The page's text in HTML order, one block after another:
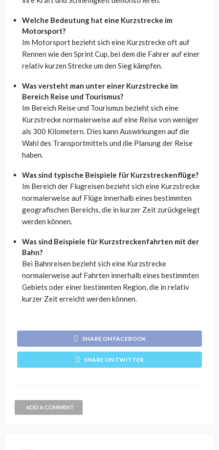
Welche Bedeutung hat eine Kurzstrecke im
Motorsport?
Im Motorsport bezieht sich eine Kurzstrecke oft auf
Rennen wie den Sprint Cup, bei dem die Fahrer auf einer
relativ kurzen Strecke um den Sieg kämpfen.
Was versteht man unter einer Kurzstrecke im
Bereich Reise und Tourismus?
Im Bereich Reise und Tourismus bezieht sich eine
Kurzstrecke normalerweise auf eine Reise von weniger
als 300 Kilometern. Dies kann Auswirkungen auf die
Wahl des Transportmittels und die Planung der Reise
haben.
Was sind typische Beispiele für Kurzstreckenflüge?
Im Bereich der Flugreisen bezieht sich eine Kurzstrecke
normalerweise auf Flüge innerhalb eines bestimmten
geografischen Bereichs, die in kurzer Zeit zurückgelegt
werden können.
Was sind Beispiele für Kurzstreckenfahrten mit der
Bahn?
Bei Bahnreisen bezieht sich eine Kurzstrecke
normalerweise auf Fahrten innerhalb eines bestimmten
Gebiets oder einer bestimmten Region, die in relativ
kurzer Zeit erreicht werden können.
SHARE ON FACEBOOK
SHARE ON TWITTER
ADD A COMMENT